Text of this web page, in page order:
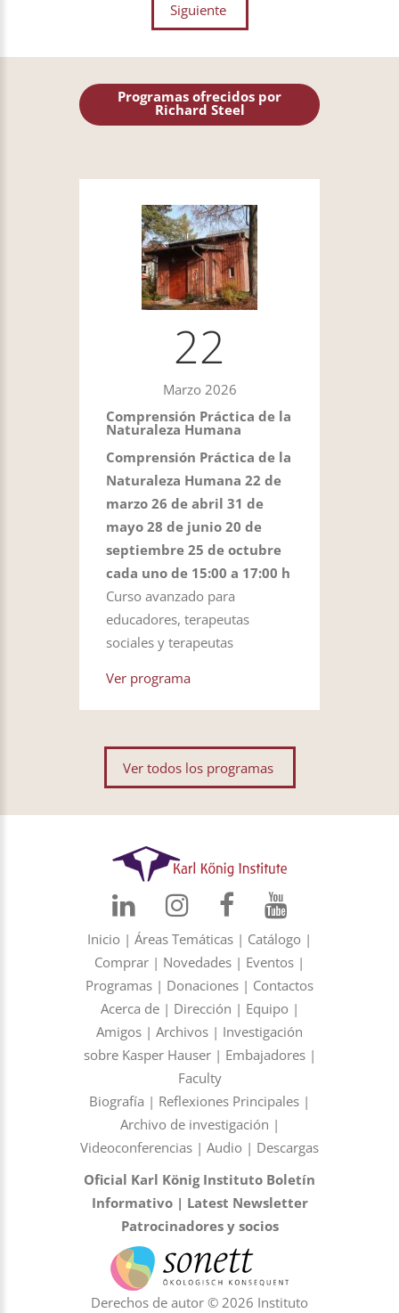
Siguiente
Programas ofrecidos por
Richard Steel
22
Marzo 2026
Comprensión Práctica de la
Naturaleza Humana
Comprensión Práctica de la
Naturaleza Humana 22 de
marzo 26 de abril 31 de
mayo 28 de junio 20 de
septiembre 25 de octubre
cada uno de 15:00 a 17:00 h
Curso avanzado para
educadores, terapeutas
sociales y terapeutas
Ver programa
Ver todos los programas
Inicio | Áreas Temáticas | Catálogo |
Comprar | Novedades | Eventos |
Programas | Donaciones | Contactos
Acerca de| Dirección | Equipo |
Amigos | Archivos | Investigación
sobre Kasper Hauser| Embajadores|
Faculty
Biografía | Reflexiones Principales |
Archivo de investigación |
Videoconferencias | Audio | Descargas
Oficial Karl König Instituto Boletín
Informativo| Latest Newsletter
Patrocinadores y socios
Derechos de autor © 2026 Instituto